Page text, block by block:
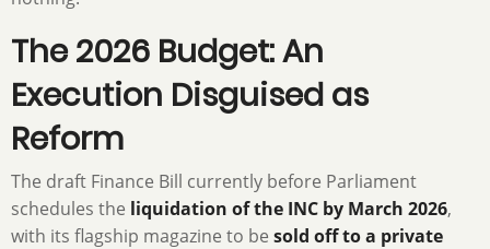
The 2026 Budget: An
Execution Disguised as
Reform
The draft Finance Bill currently before Parliament
schedules the liquidation of the INC by March 2026,
with its flagship magazine to be sold off to a private